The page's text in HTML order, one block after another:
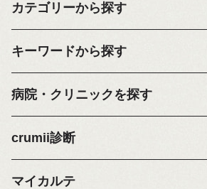
カテゴリーから探す
キーワードから探す
病院・クリニックを探す
crumii診断
マイカルテ